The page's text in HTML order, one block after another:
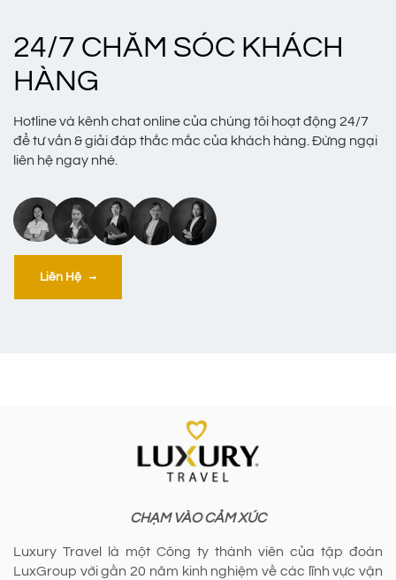
24/7 CHĂM SÓC KHÁCH
HÀNG
Hotline và kênh chat online của chúng tôi hoạt động 24/7
để tư vấn & giải đáp thắc mắc của khách hàng. Đừng ngại
liên hệ ngay nhé.
Liên Hệ
CHẠM VÀO CẢM XÚC
Luxury Travel là một Công ty thành viên của tập đoàn
LuxGroup với gần 20 năm kinh nghiệm về các lĩnh vực vận